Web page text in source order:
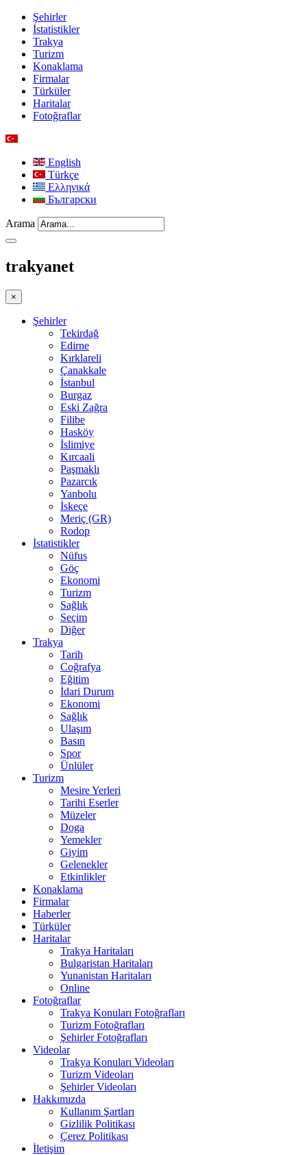
Şehirler
İstatistikler
Trakya
Turizm
Konaklama
Firmalar
Türküler
Haritalar
Fotoğraflar
English
Türkçe
Ελληνικά
Български
Arama
trakyanet
×
Şehirler
Tekirdağ
Edirne
Kırklareli
Çanakkale
İstanbul
Burgaz
Eski Zağra
Filibe
Hasköy
İslimiye
Kırcaali
Paşmaklı
Pazarcık
Yanbolu
İskeçe
Meriç (GR)
Rodop
İstatistikler
Nüfus
Göç
Ekonomi
Turizm
Sağlık
Seçim
Diğer
Trakya
Tarih
Coğrafya
Eğitim
İdari Durum
Ekonomi
Sağlık
Ulaşım
Basın
Spor
Ünlüler
Turizm
Mesire Yerleri
Tarihi Eserler
Müzeler
Doga
Yemekler
Giyim
Gelenekler
Etkinlikler
Konaklama
Firmalar
Haberler
Türküler
Haritalar
Trakya Haritaları
Bulgaristan Haritaları
Yunanistan Haritaları
Online
Fotoğraflar
Trakya Konuları Fotoğrafları
Turizm Fotoğrafları
Şehirler Fotoğrafları
Videolar
Trakya Konuları Videoları
Turizm Videoları
Şehirler Videoları
Hakkımızda
Kullanım Şartları
Gizlilik Politikası
Çerez Politikası
İletişim